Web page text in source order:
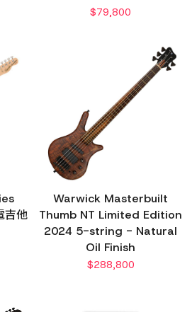
$79,800
吉他
Warwick Masterbuilt
Thumb NT Limited Edition
2024 5-string - Natural
Oil Finish
$288,800